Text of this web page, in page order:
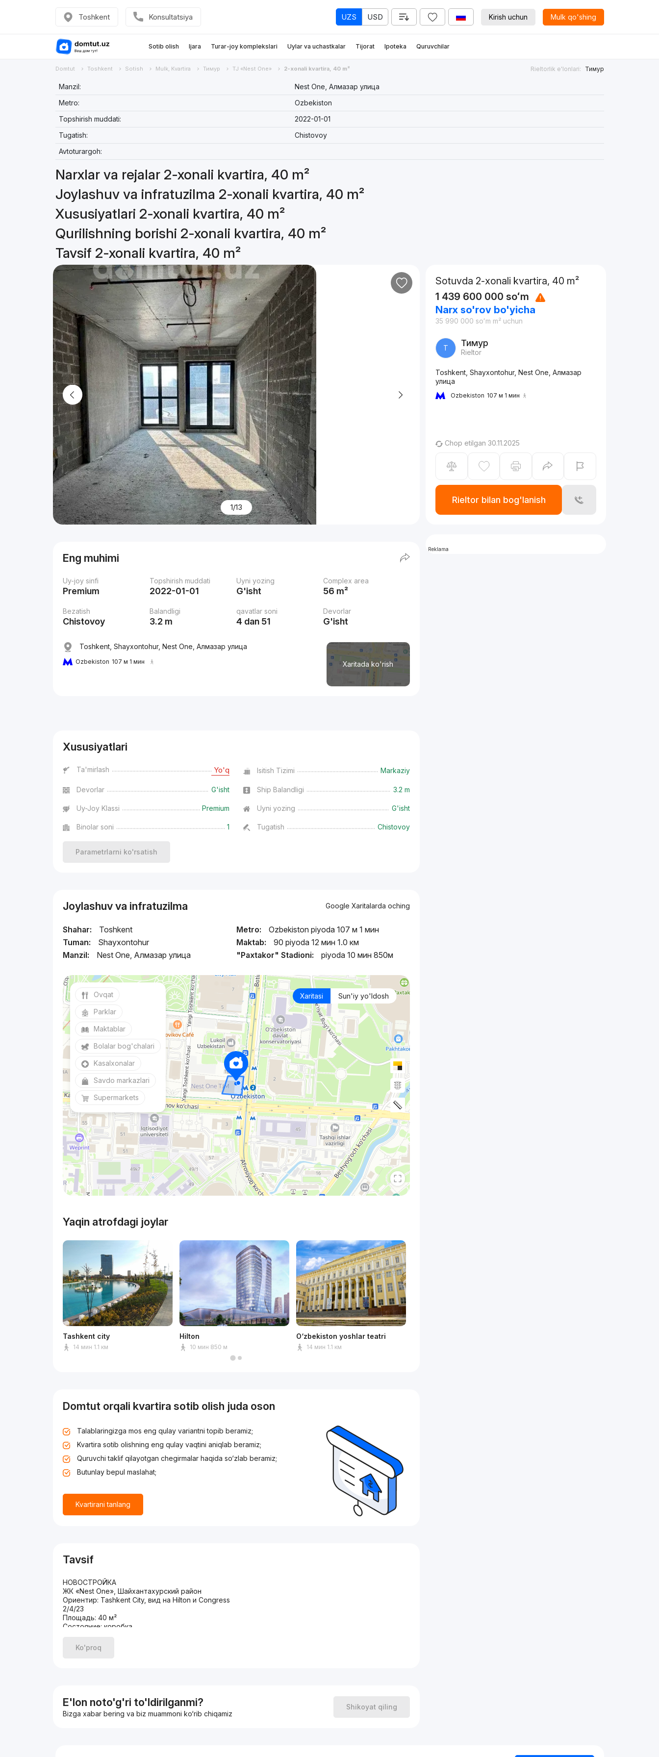
Toshkent Konsultatsiya UZS USD Kirish uchun Mulk qo'shing
Sotib olish Ijara Turar-joy komplekslari Uylar va uchastkalar Tijorat Ipoteka Quruvchilar
Domtut Toshkent Sotish Mulk, Kvartira Тимур TJ «Nest One» 2-xonali kvartira, 40 m² Rieltorlik e'lonlari: Тимур
Manzil:
Nest One, Алмазар улица
Metro:
Ozbekiston
Topshirish muddati:
2022-01-01
Tugatish:
Chistovoy
Avtoturargoh:
Narxlar va rejalar 2-xonali kvartira, 40 m²
Joylashuv va infratuzilma 2-xonali kvartira, 40 m²
Xususiyatlari 2-xonali kvartira, 40 m²
Qurilishning borishi 2-xonali kvartira, 40 m²
Tavsif 2-xonali kvartira, 40 m²
1/13
Eng muhimi
Uy-joy sinfi
Premium
Topshirish muddati
2022-01-01
Uyni yozing
G'isht
Complex area
56 m²
Bezatish
Chistovoy
Balandligi
3.2 m
qavatlar soni
4 dan 51
Devorlar
G'isht
Xaritada ko'rish
Toshkent, Shayxontohur, Nest One, Алмазар улица
Ozbekiston 107 м 1 мин
Xususiyatlari
Ta'mirlash Yo'q Isitish Tizimi Markaziy
Devorlar G'isht Ship Balandligi 3.2 m
Uy-Joy Klassi Premium Uyni yozing G'isht
Binolar soni 1 Tugatish Chistovoy
Parametrlarni ko'rsatish
Joylashuv va infratuzilma Google Xaritalarda oching
Shahar:
Toshkent
Tuman:
Shayxontohur
Manzil:
Nest One, Алмазар улица
Metro:
Ozbekiston piyoda 107 м 1 мин
Maktab:
90 piyoda 12 мин 1.0 км
"Paxtakor" Stadioni:
piyoda 10 мин 850м
Xaritasi Sun'iy yo'ldosh
Ovqat
Parklar
Maktablar
Bolalar bog'chalari
Kasalxonalar
Savdo markazlari
Supermarkets
Yaqin atrofdagi joylar
Tashkent city
14 мин 1.1 км
Hilton
10 мин 850 м
O‘zbekiston yoshlar teatri
14 мин 1.1 км
Domtut orqali kvartira sotib olish juda oson
Talablaringizga mos eng qulay variantni topib beramiz;
Kvartira sotib olishning eng qulay vaqtini aniqlab beramiz;
Quruvchi taklif qilayotgan chegirmalar haqida so‘zlab beramiz;
Butunlay bepul maslahat;
Kvartirani tanlang
Tavsif
НОВОСТРОЙКА
ЖК «Nest One», Шайхантахурский район
Ориентир: Tashkent City, вид на Hilton и Congress
2/4/23
Площадь: 40 м²
Состояние: коробка
Цена: 118.500 у.е
Тел:
Ko'proq
E'lon noto'g'ri to'ldirilganmi?
Bizga xabar bering va biz muammoni ko‘rib chiqamiz
Shikoyat qiling
Sotuvda 2-xonali kvartira, 40 m²
1 439 600 000 soʻm
Narx so'rov bo'yicha
35 990 000 soʻm m² uchun
Т Тимур
Rieltor
Toshkent, Shayxontohur, Nest One, Алмазар
улица
Ozbekiston 107 м 1 мин
Chop etilgan 30.11.2025
Rieltor bilan bog'lanish
Reklama